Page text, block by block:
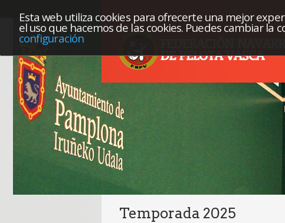
Esta web utiliza cookies para ofrecerte una mejor
el uso que hacemos de las cookies. Puedes cambiar
configuración
Temporada 2025